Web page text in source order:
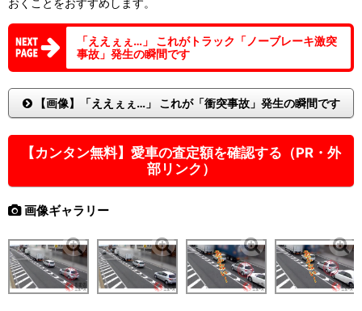
おくことをおすすめします。
「ええぇぇ…」 これがトラック「ノーブレーキ激突
事故」発生の瞬間です
【画像】「ええぇぇ…」 これが「衝突事故」発生の瞬間です
【カンタン無料】愛車の査定額を確認する（PR・外
部リンク）
画像ギャラリー